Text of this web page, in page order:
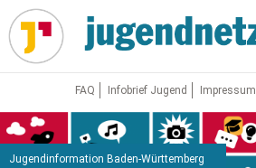
Direkt
zum
Inhalt
FAQ Infobrief Jugend Impressum
Jugendinformation Baden-Württemberg